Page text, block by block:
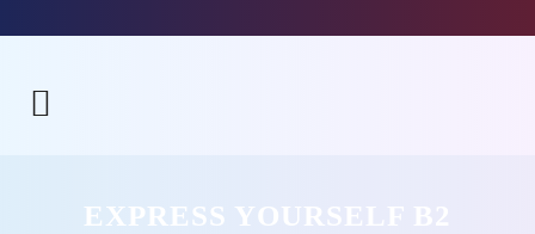
EXPRESS YOURSELF B2